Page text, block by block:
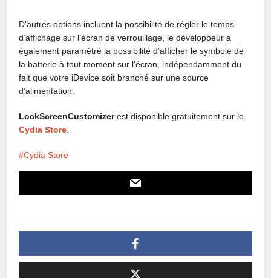
D’autres options incluent la possibilité de régler le temps
d’affichage sur l’écran de verrouillage, le développeur a
également paramétré la possibilité d’afficher le symbole de
la batterie à tout moment sur l’écran, indépendamment du
fait que votre iDevice soit branché sur une source
d’alimentation.
LockScreenCustomizerest disponible gratuitement sur le
Cydia Store
Cydia Store